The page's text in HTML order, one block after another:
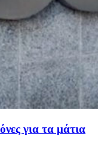
για τα μάτια